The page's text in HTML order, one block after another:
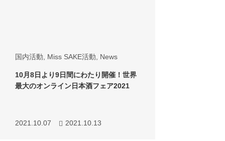
国内活動 Miss SAKE活動 News
10月8日より9日間にわたり開催！世界
最大のオンライン日本酒フェア2021
2021.10.07 2021.10.13